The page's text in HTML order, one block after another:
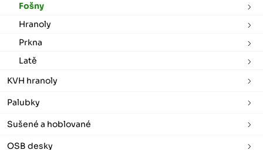
Fošny
Hranoly
Prkna
Latě
KVH hranoly
Palubky
Sušené a hoblované
OSB desky